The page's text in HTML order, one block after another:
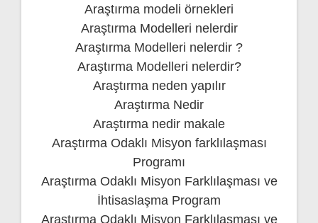
Araştırma modeli örnekleri
Araştırma Modelleri nelerdir
Araştırma Modelleri nelerdir ?
Araştırma Modelleri nelerdir?
Araştırma neden yapılır
Araştırma Nedir
Araştırma nedir makale
Araştırma Odaklı Misyon farklılaşması
Programı
Araştırma Odaklı Misyon Farklılaşması ve
İhtisaslaşma Program
Araştırma Odaklı Misyon Farklılaşması ve